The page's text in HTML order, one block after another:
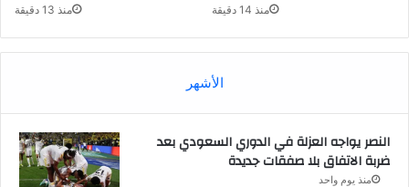
منذ 13 دقيقة منذ 14 دقيقة
الأشهر
النصر يواجه العزلة في الدوري السعودي بعد
ضربة الاتفاق بلا صفقات جديدة
منذ يوم واحد